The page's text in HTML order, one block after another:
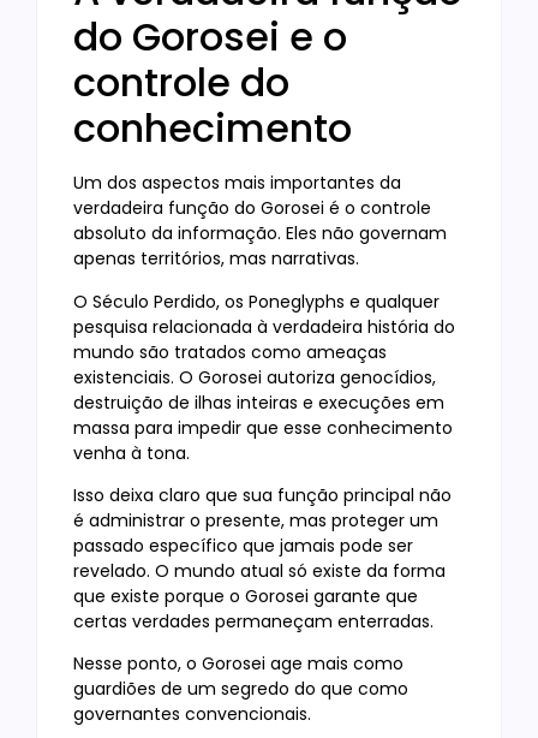
do Gorosei e o
controle do
conhecimento
Um dos aspectos mais importantes da
verdadeira função do Gorosei é o controle
absoluto da informação. Eles não governam
apenas territórios, mas narrativas.
O Século Perdido, os Poneglyphs e qualquer
pesquisa relacionada à verdadeira história do
mundo são tratados como ameaças
existenciais. O Gorosei autoriza genocídios,
destruição de ilhas inteiras e execuções em
massa para impedir que esse conhecimento
venha à tona.
Isso deixa claro que sua função principal não
é administrar o presente, mas proteger um
passado específico que jamais pode ser
revelado. O mundo atual só existe da forma
que existe porque o Gorosei garante que
certas verdades permaneçam enterradas.
Nesse ponto, o Gorosei age mais como
guardiões de um segredo do que como
governantes convencionais.